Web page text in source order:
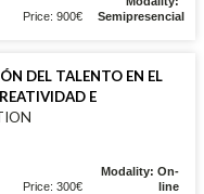
Price: 900€
Semipresencial
DEL TALENTO EN EL
E
Price: 300€
Modality: On-
line